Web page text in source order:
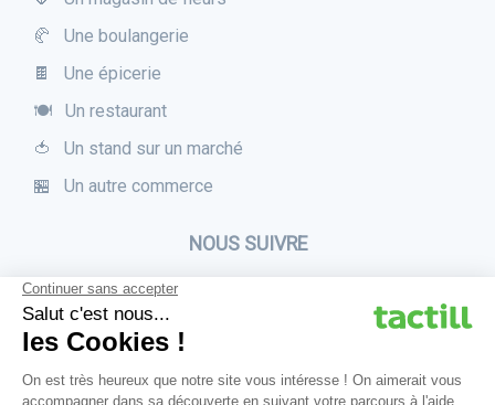
🥐 Une boulangerie
🍫 Une épicerie
🍽 Un restaurant
🍅 Un stand sur un marché
🏪 Un autre commerce
NOUS SUIVRE